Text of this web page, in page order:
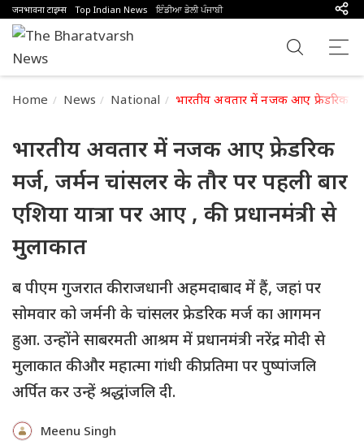
जनभावना टाइम्स Top Indian News ਇੰਡੀਆ ਡੇਲੀ ਪੰਜਾਬੀ
Home News National भारतीय अवतार में नजक आए फ्रेडरिक
भारतीय अवतार में नजक आए फ्रेडरिक
मर्ज, जर्मन चांसलर के तौर पर पहली बार
एशिया यात्रा पर आए , की प्रधानमंत्री से
मुलाकात
ब पीएम गुजरात की राजधानी अहमदाबाद में हैं, जहां पर
सोमवार को जर्मनी के चांसलर फ्रेडरिक मर्ज का आगमन
हुआ. उन्होंने साबरमती आश्रम में प्रधानमंत्री नरेंद्र मोदी से
मुलाकात की और महात्मा गांधी की प्रतिमा पर पुष्पांजलि
अर्पित कर उन्हें श्रद्धांजलि दी.
Meenu Singh